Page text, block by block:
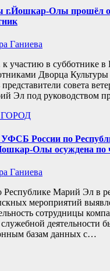
г.Йошкар-Олы прошёл
Ганиева
к участию в субботнике
Дворца
совета
Эл под руководством
России по
Олы осуждена по
Ганиева
Марий Эл в
мероприятий
сотрудницы
деятельности
базам данных с…